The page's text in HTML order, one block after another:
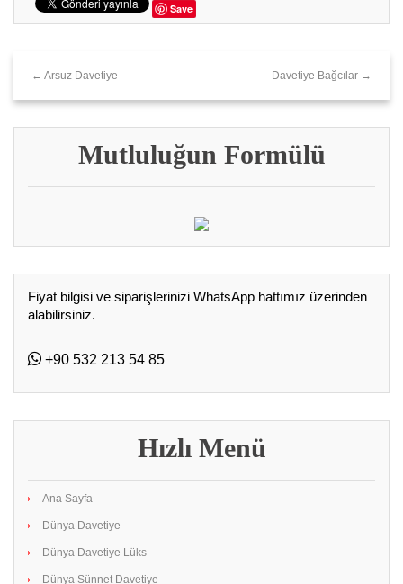
Save
← Arsuz Davetiye Davetiye Bağcılar →
Mutluluğun Formülü
Fiyat bilgisi ve siparişlerinizi WhatsApp hattımız üzerinden
alabilirsiniz.
+90 532 213 54 85
Hızlı Menü
Ana Sayfa
Dünya Davetiye
Dünya Davetiye Lüks
Dünya Sünnet Davetiye